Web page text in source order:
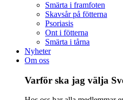
Smärta i framfoten
Skavsår på fötterna
Psoriasis
Ont i fötterna
Smärta i tårna
Nyheter
Om oss
Varför ska jag välja